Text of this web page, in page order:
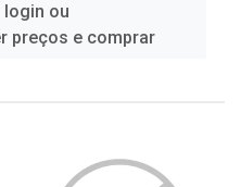
login ou
preços e comprar